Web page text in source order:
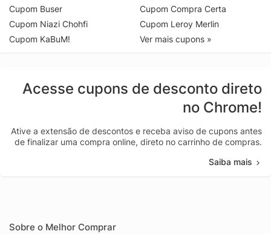
Cupom Buser
Cupom Niazi Chohfi
Cupom KaBuM!
Cupom Compra Certa
Cupom Leroy Merlin
Ver mais cupons »
Acesse cupons de desconto direto
no Chrome!
Ative a extensão de descontos e receba aviso de cupons antes
de finalizar uma compra online, direto no carrinho de compras.
Saiba mais
Sobre o Melhor Comprar